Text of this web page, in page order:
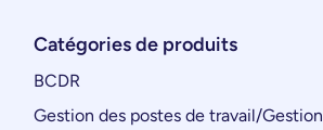
Catégories de produits
BCDR
Gestion des postes de travail/Gestion